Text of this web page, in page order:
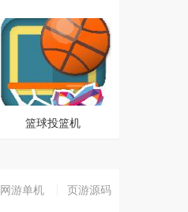
篮球投篮机
网游单机 页游源码